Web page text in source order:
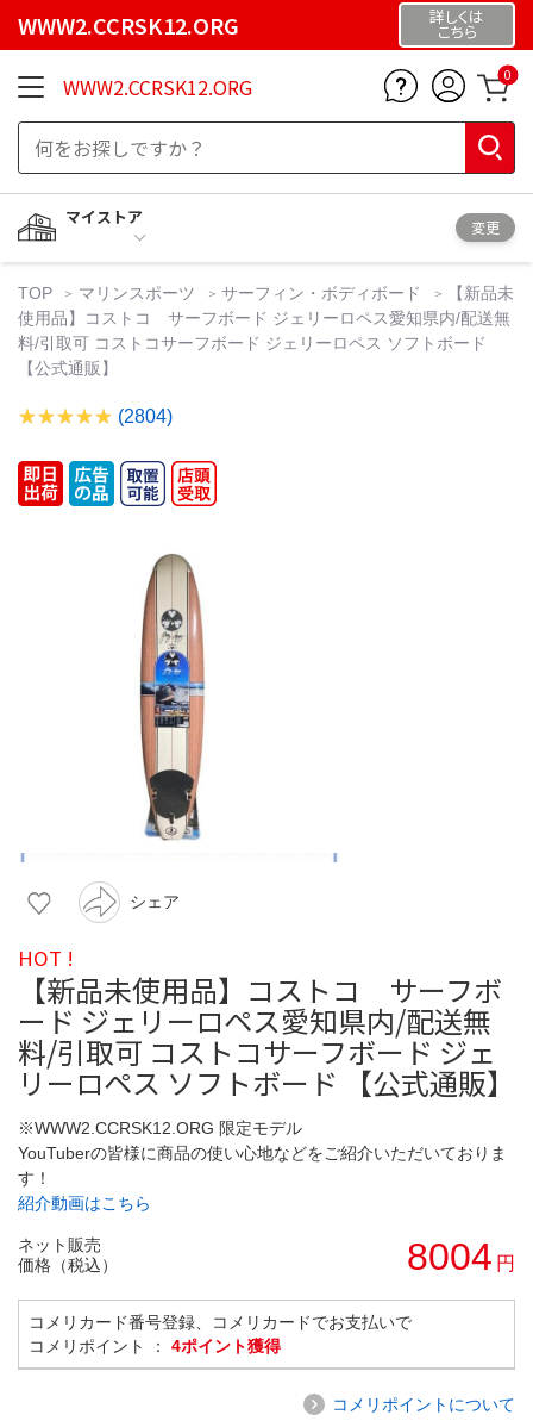
WWW2.CCRSK12.ORG 詳しくは
こちら
WWW2.CCRSK12.ORG 0
マイストア
変更
TOP マリンスポーツ サーフィン・ボディボード
【新品未
使用品】コストコ サーフボード ジェリーロペス愛知県内/配送無
料/引取可 コストコサーフボード ジェリーロペス ソフトボード
【公式通販】
(2804)
シェア
HOT !
【新品未使用品】コストコ サーフボ
ード ジェリーロペス愛知県内/配送無
料/引取可 コストコサーフボード ジェ
リーロペス ソフトボード 【公式通販】
※WWW2.CCRSK12.ORG 限定モデル
YouTuberの皆様に商品の使い心地などをご紹介いただいておりま
す！
紹介動画はこちら
ネット販売
価格（税込）
8004 円
コメリカード番号登録、コメリカードでお支払いで
コメリポイント ： 4ポイント獲得
コメリポイントについて